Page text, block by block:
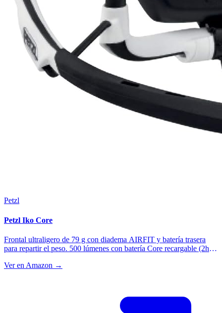
Petzl
Petzl Iko Core
Frontal ultraligero de 79 g con diadema AIRFIT y batería trasera
para repartir el peso. 500 lúmenes con batería Core recargable (2h30
Compatible con pilas AAA. Ideal para ultras nocturnas donde el
Ver en Amazon →